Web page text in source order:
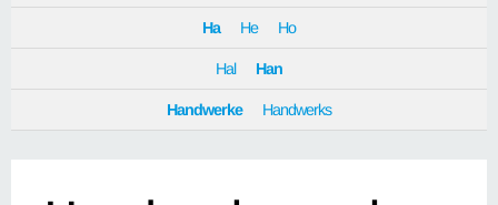
Ha He Ho
Hal Han
Handwerke Handwerks